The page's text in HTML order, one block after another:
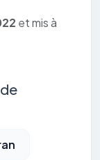
et mis à